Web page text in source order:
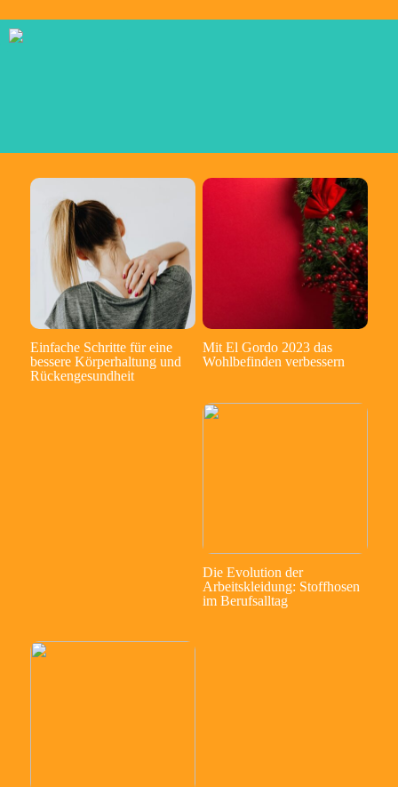
Einfache Schritte für eine
bessere Körperhaltung und
Rückengesundheit
Mit El Gordo 2023 das
Wohlbefinden verbessern
Die Evolution der
Arbeitskleidung: Stoffhosen
im Berufsalltag